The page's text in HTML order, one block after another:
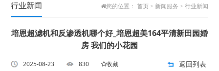
行业新闻 您的位置： 首页> 新闻服务 > 行业新闻
培恩超滤机和反渗透机哪个好_培恩超美164平清新田园婚
房 我们的小花园
2025-08-23 830 收藏 返回列表